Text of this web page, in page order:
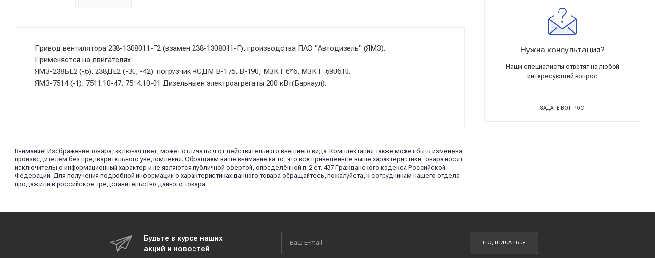
Привод вентилятора 238-1308011-Г2 (взамен 238-1308011-Г), производства ПАО "Автодизель" (ЯМЗ).
Применяется на двигателях:
ЯМЗ-238БЕ2 (-6), 238ДЕ2 (-30, -42), погрузчик ЧСДМ В-175, В-190; МЗКТ 6*6, МЗКТ 690610.
ЯМЗ-7514 (-1), 7511.10-47, 7514.10-01 Дизельныен электроагрегаты 200 кВт(Барнаул).
Внимание! Изображение товара, включая цвет, может отличаться от действительного внешнего вида. Комплектация также может быть изменена
производителем без предварительного уведомления. Обращаем ваше внимание на то, что все приведённые выше характеристики товара носят
исключительно информационный характер и не являются публичной офертой, определённой п. 2 ст. 437 Гражданского кодекса Российской
Федерации. Для получения подробной информации о характеристиках данного товара обращайтесь, пожалуйста, к сотрудникам нашего отдела
продаж или в российское представительство данного товара.
Нужна консультация?
Наши специалисты ответят на любой
интересующий вопрос
ЗАДАТЬ ВОПРОС
Будьте в курсе наших
акций и новостей
ПОДПИСАТЬСЯ